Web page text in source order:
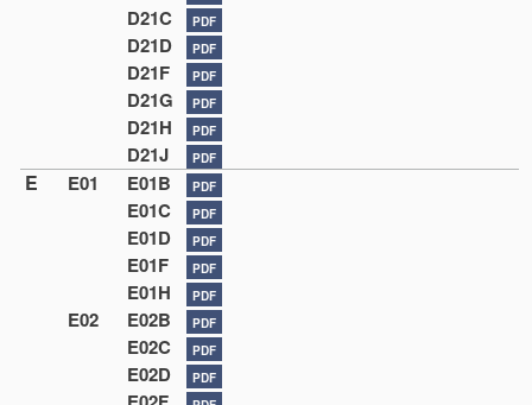
D21C PDF
D21D PDF
D21F PDF
D21G PDF
D21H PDF
D21J PDF
E E01 E01B PDF
E01C PDF
E01D PDF
E01F PDF
E01H PDF
E02 E02B PDF
E02C PDF
E02D PDF